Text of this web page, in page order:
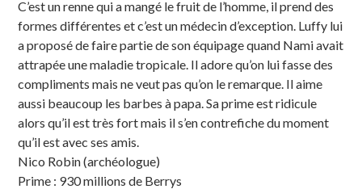
C’est un renne qui a mangé le fruit de l’homme, il prend des
formes différentes et c’est un médecin d’exception. Luffy lui
a proposé de faire partie de son équipage quand Nami avait
attrapée une maladie tropicale. Il adore qu’on lui fasse des
compliments mais ne veut pas qu’on le remarque. Il aime
aussi beaucoup les barbes à papa. Sa prime est ridicule
alors qu’il est très fort mais il s’en contrefiche du moment
qu’il est avec ses amis.
Nico Robin (archéologue)
Prime : 930 millions de Berrys